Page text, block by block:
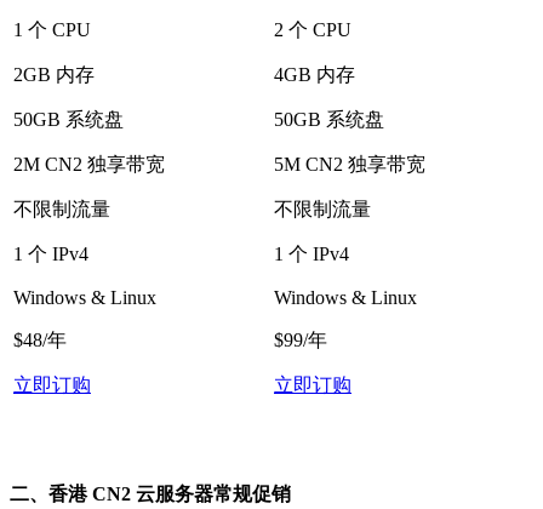
1 个 CPU
2GB 内存
50GB 系统盘
2M CN2 独享带宽
不限制流量
1 个 IPv4
Windows & Linux
$48/年
立即订购
2 个 CPU
4GB 内存
50GB 系统盘
5M CN2 独享带宽
不限制流量
1 个 IPv4
Windows & Linux
$99/年
立即订购
二、香港 CN2 云服务器常规促销